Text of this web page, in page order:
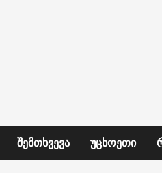
ᲨᲔᲛᲗᲮᲕᲔᲕᲐ ᲣᲪᲮᲝᲔᲗᲘ